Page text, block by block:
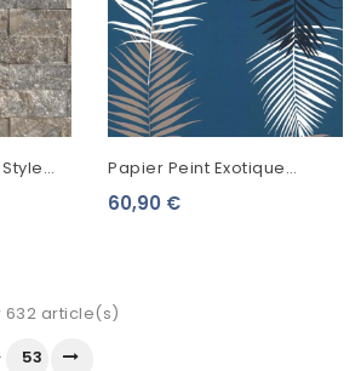
Papier Peint Exotique
Lutèce Bensimon Feuilles
60,90 €
632 article(s)
53